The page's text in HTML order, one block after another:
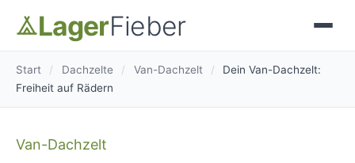
LagerFieber
Start / Dachzelte / Van-Dachzelt /
Dein Van-Dachzelt:
Freiheit auf Rädern
Van-Dachzelt